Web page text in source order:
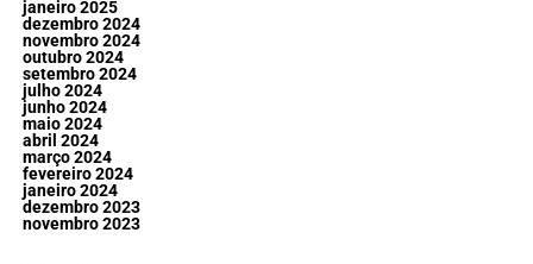
janeiro 2025
dezembro 2024
novembro 2024
outubro 2024
setembro 2024
julho 2024
junho 2024
maio 2024
abril 2024
março 2024
fevereiro 2024
janeiro 2024
dezembro 2023
novembro 2023